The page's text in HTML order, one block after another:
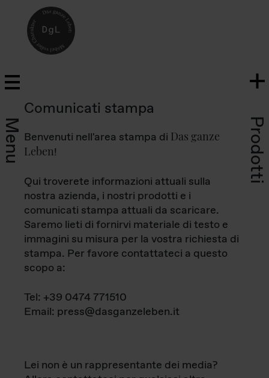
Menu Prodotti
Comunicati stampa
Benvenuti nell'area stampa di Das ganze
Leben!
Qui troverete informazioni attuali sulla
nostra azienda, i nostri prodotti e i
comunicati stampa attuali da scaricare.
Saremo lieti di fornirvi materiale di testo e
immagini su misura per la vostra richiesta di
stampa. Per favore contattateci a questo
scopo a:
Tel: +39 0474 771510
Email: press@dasganzeleben.it
Lei non è un rappresentante dei media?